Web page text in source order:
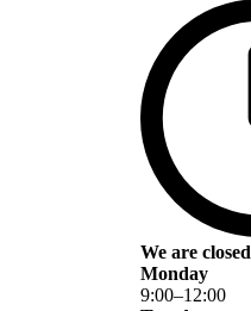
We are closed
Monday
9:00–12:00